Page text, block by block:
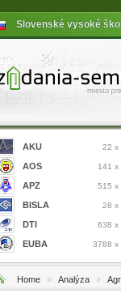
Slovenské vysoké
AKU 22 x
AOS 141 x
APZ 515 x
BISLA 28 x
DTI 638 x
EUBA 3788 x
Home » Analýza »